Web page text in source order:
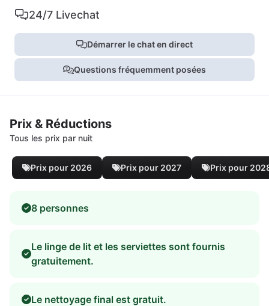
24/7 Livechat
Démarrer le chat en direct
Questions fréquemment posées
Prix & Réductions
Tous les prix par nuit
Prix pour 2026 Prix pour 2027 Prix pour
8 personnes
Le linge de lit et les serviettes sont fournis
gratuitement.
Le nettoyage final est gratuit.